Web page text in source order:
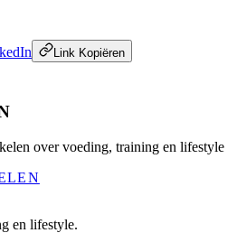
Link Kopiëren
over voeding, training en lifestyle
en lifestyle.